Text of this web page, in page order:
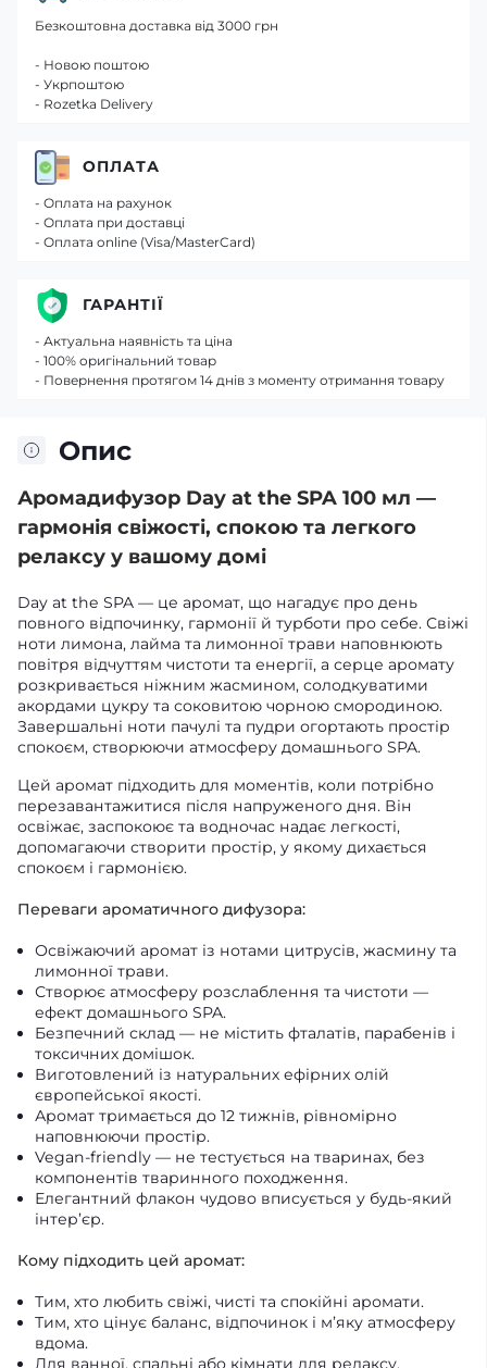
Опис
Аромадифузор Day at the SPA 100 мл —
гармонія свіжості, спокою та легкого
релаксу у вашому домі
Day at the SPA — це аромат, що нагадує про день
повного відпочинку, гармонії й турботи про себе. Свіжі
ноти лимона, лайма та лимонної трави наповнюють
повітря відчуттям чистоти та енергії, а серце аромату
розкривається ніжним жасмином, солодкуватими
акордами цукру та соковитою чорною смородиною.
Завершальні ноти пачулі та пудри огортають простір
спокоєм, створюючи атмосферу домашнього SPA.
Цей аромат підходить для моментів, коли потрібно
перезавантажитися після напруженого дня. Він
освіжає, заспокоює та водночас надає легкості,
допомагаючи створити простір, у якому дихається
спокоєм і гармонією.
Переваги ароматичного дифузора:
Освіжаючий аромат із нотами цитрусів, жасмину та
лимонної трави.
Створює атмосферу розслаблення та чистоти —
ефект домашнього SPA.
Безпечний склад — не містить фталатів, парабенів і
токсичних домішок.
Виготовлений із натуральних ефірних олій
європейської якості.
Аромат тримається до 12 тижнів, рівномірно
наповнюючи простір.
Vegan-friendly — не тестується на тваринах, без
компонентів тваринного походження.
Елегантний флакон чудово вписується у будь-який
інтер’єр.
Кому підходить цей аромат:
Тим, хто любить свіжі, чисті та спокійні аромати.
Тим, хто цінує баланс, відпочинок і м’яку атмосферу
вдома.
Для ванної, спальні або кімнати для релаксу.
Безкоштовна доставка від 3000 грн
- Новою поштою
- Укрпоштою
- Rozetka Delivery
ОПЛАТА
- Оплата на рахунок
- Оплата при доставці
- Оплата online (Visa/MasterCard)
ГАРАНТІЇ
- Актуальна наявність та ціна
- 100% оригінальний товар
- Повернення протягом 14 днів з моменту отримання товару